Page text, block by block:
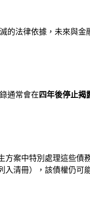
的法律依據，未來與金
通常會在 四年後停止揭
方案中特別處理這些
入清冊），該債權仍